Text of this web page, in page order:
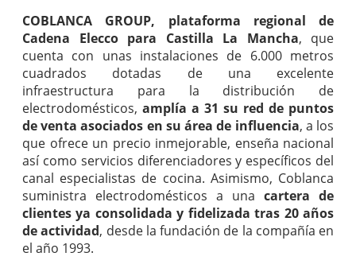
COBLANCA GROUP, plataforma regional de
Cadena Elecco para Castilla La Mancha, que
cuenta con unas instalaciones de 6.000 metros
cuadrados dotadas de una excelente
infraestructura para la distribución de
electrodomésticos, amplía a 31 su red de puntos
de venta asociados en su área de influencia, a los
que ofrece un precio inmejorable, enseña nacional
así como servicios diferenciadores y específicos del
canal especialistas de cocina. Asimismo, Coblanca
suministra electrodomésticos a una cartera de
clientes ya consolidada y fidelizada tras 20 años
de actividad, desde la fundación de la compañía en
el año 1993.